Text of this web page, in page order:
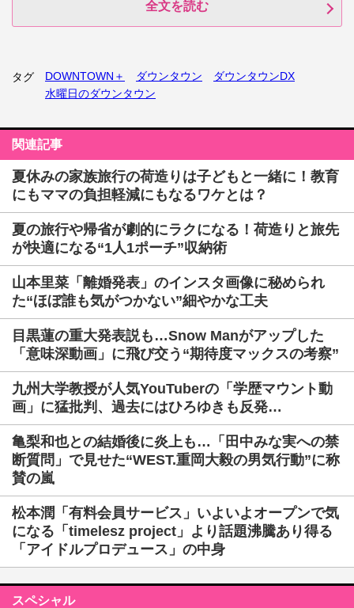
全文を読む
タグ DOWNTOWN＋ ダウンタウン
ダウンタウンDX
水曜日のダウンタウン
関連記事
夏休みの家族旅行の荷造りは子どもと一緒に！教育
にもママの負担軽減にもなるワケとは？
夏の旅行や帰省が劇的にラクになる！荷造りと旅先
が快適になる“1人1ポーチ”収納術
山本里菜「離婚発表」のインスタ画像に秘められ
た“ほぼ誰も気がつかない”細やかな工夫
目黒蓮の重大発表説も…Snow Manがアップした
「意味深動画」に飛び交う“期待度マックスの考察”
九州大学教授が人気YouTuberの「学歴マウント動
画」に猛批判、過去にはひろゆきも反発…
亀梨和也との結婚後に炎上も…「田中みな実への禁
断質問」で見せた“WEST.重岡大毅の男気行動”に称
賛の嵐
松本潤「有料会員サービス」いよいよオープンで気
になる「timelesz project」より話題沸騰あり得る
「アイドルプロデュース」の中身
スペシャル